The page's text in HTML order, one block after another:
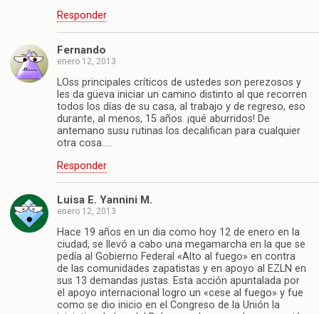
Responder
Fernando
enero 12, 2013
LOss principales críticos de ustedes son perezosos y
les da güeva iniciar un camino distinto al que recorren
todos los días de su casa, al trabajo y de regreso, eso
durante, al menos, 15 años. ¡qué aburridos! De
antemano susu rutinas los decalifican para cualquier
otra cosa…..
Responder
Luisa E. Yannini M.
enero 12, 2013
Hace 19 años en un dia como hoy 12 de enero en la
ciudad, se llevó a cabo una megamarcha en la que se
pedía al Gobierno Federal «Alto al fuego» en contra
de las comunidades zapatistas y en apoyo al EZLN en
sus 13 demandas justas. Esta acción apuntalada por
el apoyo internacional logro un «cese al fuego» y fue
como se dio inicio en el Congreso de la Unión la